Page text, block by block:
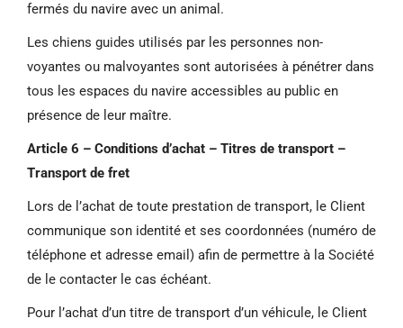
fermés du navire avec un animal.
Les chiens guides utilisés par les personnes non-
voyantes ou malvoyantes sont autorisées à pénétrer dans
tous les espaces du navire accessibles au public en
présence de leur maître.
Article 6 – Conditions d’achat – Titres de transport –
Transport de fret
Lors de l’achat de toute prestation de transport, le Client
communique son identité et ses coordonnées (numéro de
téléphone et adresse email) afin de permettre à la Société
de le contacter le cas échéant.
Pour l’achat d’un titre de transport d’un véhicule, le Client